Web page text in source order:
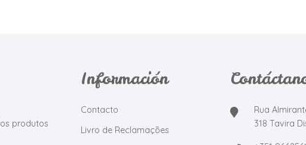
produtos
Información
Contacto
Livro de Reclamações
Rua
318 Tavira